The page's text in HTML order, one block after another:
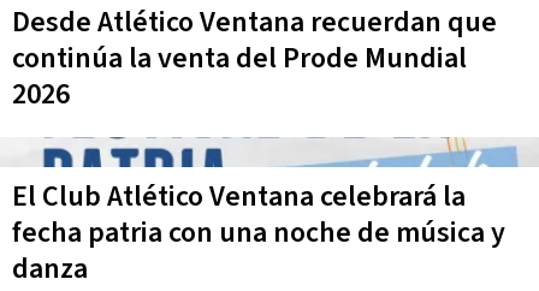
Desde Atlético Ventana recuerdan que
continúa la venta del Prode Mundial
2026
El Club Atlético Ventana celebrará la
fecha patria con una noche de música y
danza